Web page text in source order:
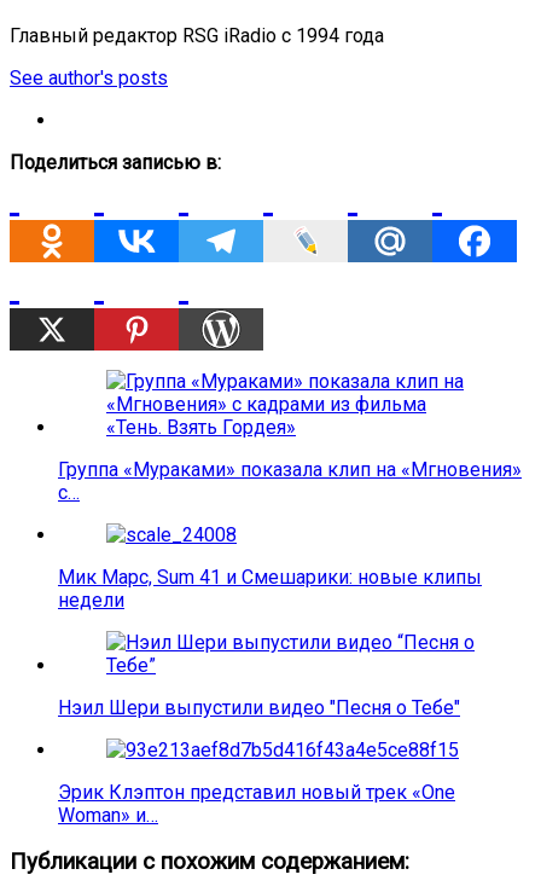
Главный редактор RSG iRadio с 1994 года
See author's posts
Поделиться записью в:
Группа «Мураками» показала клип на «Мгновения»
с…
Мик Марс, Sum 41 и Смешарики: новые клипы
недели
Нэил Шери выпустили видео "Песня о Тебе"
Эрик Клэптон представил новый трек «One
Woman» и…
Публикации с похожим содержанием: